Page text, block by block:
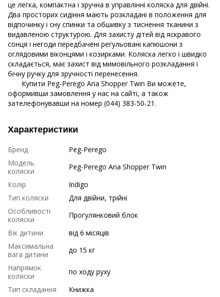
це легка, компактна і зручна в управлінні коляска для двійні.
Два просторих сидіння мають розкладані в положення для
відпочинку і сну спинки та обшивку з тиснення тканини з
видавленою структурою. Для захисту дітей від яскравого
сонця і негоди передбачені регульовані капюшони з
оглядовими віконцями і козирками. Коляска легко і швидко
складається, має захист від мимовільного розкладання і
бічну ручку для зручності перенесення.
Купити Peg-Perego Aria Shopper Twin Ви можете,
оформивши замовлення у нас на сайті, а також
зателефонувавши на номер (044) 383-50-21.
Характеристики
Бренд
Peg-Perego
Модель
коляски
Peg-Perego Aria Shopper Twin
Колір
Indigo
Тип коляски
Для двійни, трійні
Особливості
коляски
Прогулянковий блок
Вік дитини
від 6 місяців
Максимальна
вага дитини
до 15 кг
Напрямок
коляски
по ходу руху
Тип складання
Книжка